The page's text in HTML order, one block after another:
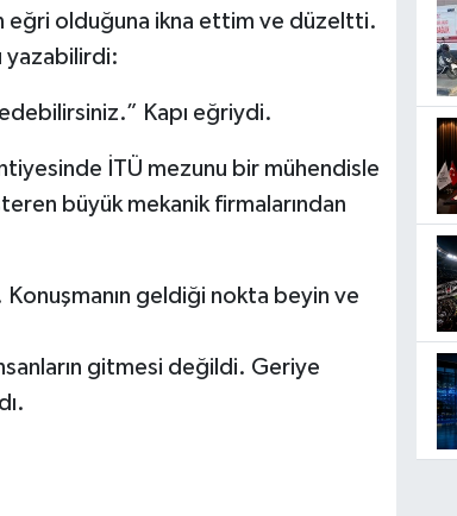
eğri olduğuna ikna ettim ve düzeltti.
yazabilirdi:
Kapı eğriydi.
İTÜ mezunu bir mühendisle
büyük mekanik firmalarından
Konuşmanın geldiği nokta beyin ve
gitmesi değildi. Geriye